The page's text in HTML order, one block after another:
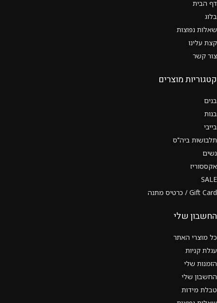
דף הבית
בלוג
שאלות נפוצות
קצת עלינו
צור קשר
קטגוריות מוצרים
בנים
בנות
בייבי
תלבושות ביה"ס
נשים
אקססוריז
SALE
Gift Card / כרטיס מתנה
החשבון שלי
כל מוצרי האתר
עגלת קניות
הזמנות שלי
החשבון שלי
טבלת מידות